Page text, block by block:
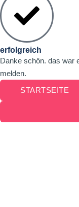
erfolgreich
Danke schön. das war
melden.
STARTSEITE